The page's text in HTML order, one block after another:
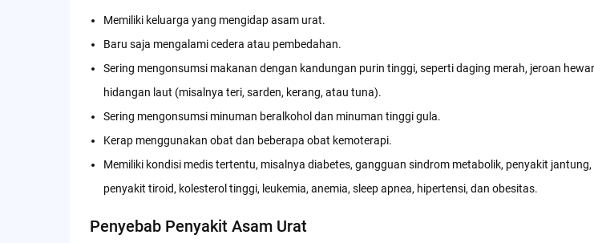
Memiliki keluarga yang mengidap asam urat.
Baru saja mengalami cedera atau pembedahan.
Sering mengonsumsi makanan dengan kandungan purin tinggi, seperti daging merah, jeroan
hidangan laut (misalnya teri, sarden, kerang, atau tuna).
Sering mengonsumsi minuman beralkohol dan minuman tinggi gula.
Kerap menggunakan obat dan beberapa obat kemoterapi.
Memiliki kondisi medis tertentu, misalnya diabetes, gangguan sindrom metabolik, penyakit jantung,
penyakit tiroid, kolesterol tinggi, leukemia, anemia, sleep apnea, hipertensi, dan obesitas.
Penyebab Penyakit Asam Urat